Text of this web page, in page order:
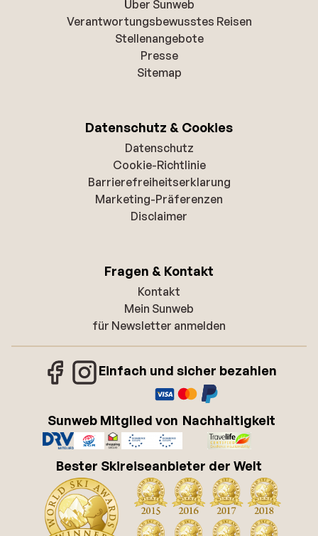
Über Sunweb
Verantwortungsbewusstes Reisen
Stellenangebote
Presse
Sitemap
Datenschutz & Cookies
Datenschutz
Cookie-Richtlinie
Barrierefreiheitserklarung
Marketing-Präferenzen
Disclaimer
Fragen & Kontakt
Kontakt
Mein Sunweb
für Newsletter anmelden
Einfach und sicher bezahlen
Sunweb Mitglied von Nachhaltigkeit
Bester Skireiseanbieter der Welt